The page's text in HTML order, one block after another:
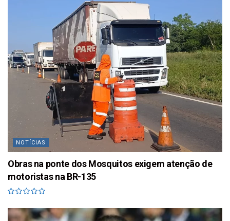
NOTÍCIAS
Obras na ponte dos Mosquitos exigem atenção de
motoristas na BR-135